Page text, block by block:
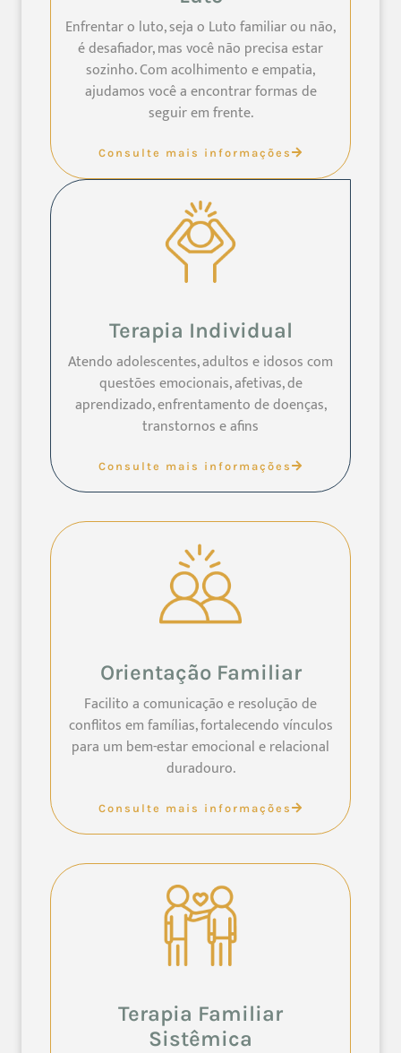
Enfrentar o luto, seja o Luto familiar ou não,
é desafiador, mas você não precisa estar
sozinho. Com acolhimento e empatia,
ajudamos você a encontrar formas de
seguir em frente.
Consulte mais informações
Terapia Individual
Atendo adolescentes, adultos e idosos com
questões emocionais, afetivas, de
aprendizado, enfrentamento de doenças,
transtornos e afins
Consulte mais informações
Orientação Familiar
Facilito a comunicação e resolução de
conflitos em famílias, fortalecendo vínculos
para um bem-estar emocional e relacional
duradouro.
Consulte mais informações
Terapia Familiar
Sistêmica